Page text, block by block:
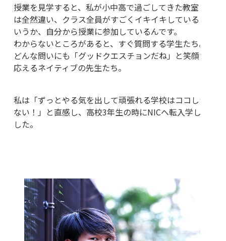
授業を見学すると、私が小中高で過ごしてきた教室と
は全然違い、クラス全員がすごくイキイキしていると
いうか、自分から授業に参加しているんです。
わからないところがあると、すぐ質問する学生たち。
どんな問いにも「グッドクエスチョンだね」と笑顔で
応えるネイティブの先生たち。
私は「ずっとやる気を出して頑張れる学校はココしか
ない！」と直感し、高校3年生の時にNICへ転入学しま
した。